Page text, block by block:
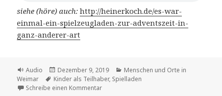
siehe (höre) auch: http://heinerkoch.de/es-war-
einmal-ein-spielzeugladen-zur-adventszeit-in-
ganz-anderer-art
Format
Audio
Veröffentlicht
am
Dezember 9, 2019 Kategorien
Menschen und Orte in
Weimar
Schlagwörter
Kinder als Teilhaber, Spielladen
Schreibe einen Kommentarzu Das ursprüngliche Konzept von